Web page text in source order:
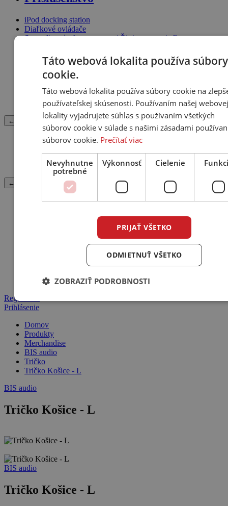
iPod docking station
Diaľkové ovládače
Starostlivosť o komponenty / Čistiace prostriedky
Ostatné príslušenstvo
Inštalačný kit (Rámiky, Krabica)
Elektrónky
Akustický absorbér
Kryt dizajnový
← Späť
Náhradné diely
Nahradný diel
← Späť
Merchandise
Registrácia
Prihlásenie
Domov
Produkty
Merchandise
BIS audio
Tričko
Tričko Košice - L
BIS audio
Tričko Košice - L
BIS audio
Tričko Košice - L
Táto webová lokalita používa súbory
cookie.
Táto webová lokalita používa súbory cookie na
používateľskej skúsenosti. Používaním našej webovej
lokality vyjadrujete súhlas s používaním všetkých
súborov cookie v súlade s našimi zásadami
súborov cookie. Prečítať viac
Nevyhnutne
potrebné
Výkonnosť Cielenie
PRIJAŤ VŠETKO
ODMIETNUŤ VŠETKO
ZOBRAZIŤ PODROBNOSTI